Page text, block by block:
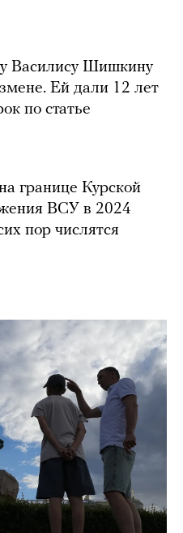
Василису Шишкину
Ей дали 12 лет
по статье
границе Курской
ВСУ в 2024
пор числятся